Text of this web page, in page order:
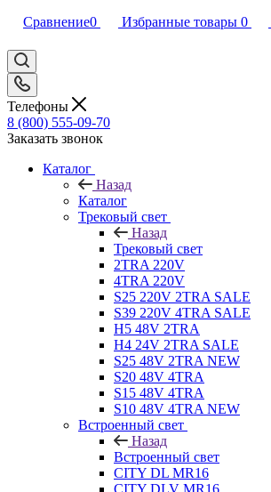
Сравнение0 Избранные товары 0
Телефоны
8 (800) 555-09-70
Заказать звонок
Каталог
Назад
Каталог
Трековый свет
Назад
Трековый свет
2TRA 220V
4TRA 220V
S25 220V 2TRA SALE
S39 220V 4TRA SALE
H5 48V 2TRA
H4 24V 2TRA SALE
S25 48V 2TRA NEW
S20 48V 4TRA
S15 48V 4TRA
S10 48V 4TRA NEW
Встроенный свет
Назад
Встроенный свет
CITY DL MR16
CITY DLV MR16